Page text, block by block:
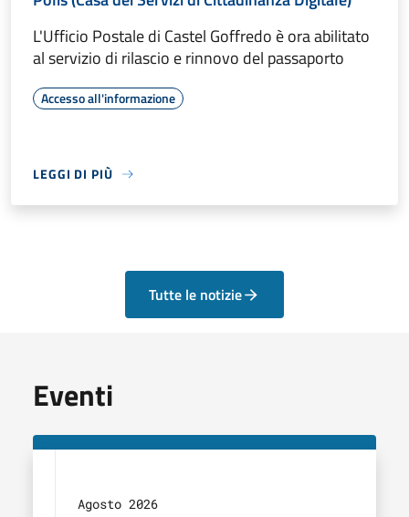
L'Ufficio Postale di Castel Goffredo è ora abilitato
al servizio di rilascio e rinnovo del passaporto
Accesso all'informazione
LEGGI DI PIÙ
Tutte le notizie
Eventi
Agosto 2026